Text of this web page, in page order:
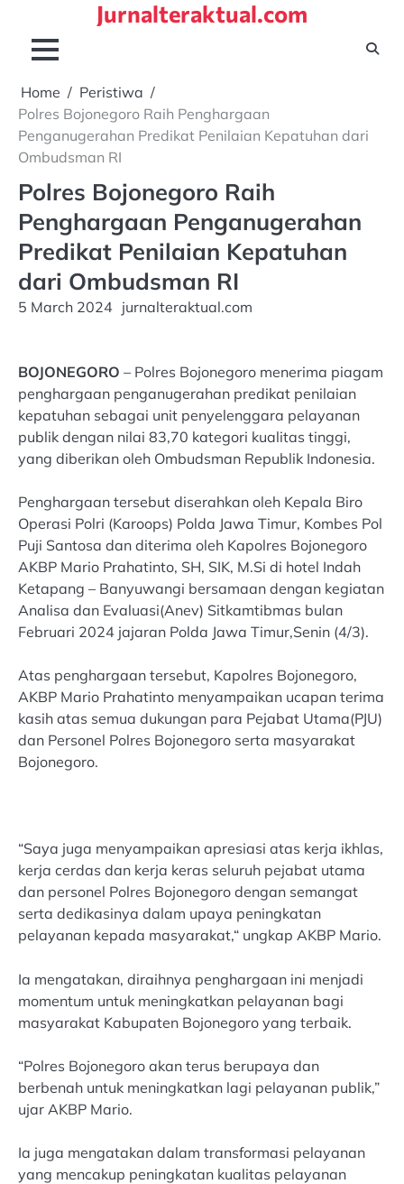
content
Jurnalteraktual.com
Home
Peristiwa
Polres Bojonegoro Raih Penghargaan
Penganugerahan Predikat Penilaian Kepatuhan dari
Ombudsman RI
Polres Bojonegoro Raih
Penghargaan Penganugerahan
Predikat Penilaian Kepatuhan
dari Ombudsman RI
5 March 2024 jurnalteraktual.com
BOJONEGORO – Polres Bojonegoro menerima piagam
penghargaan penganugerahan predikat penilaian
kepatuhan sebagai unit penyelenggara pelayanan
publik dengan nilai 83,70 kategori kualitas tinggi,
yang diberikan oleh Ombudsman Republik Indonesia.
Penghargaan tersebut diserahkan oleh Kepala Biro
Operasi Polri (Karoops) Polda Jawa Timur, Kombes Pol
Puji Santosa dan diterima oleh Kapolres Bojonegoro
AKBP Mario Prahatinto, SH, SIK, M.Si di hotel Indah
Ketapang – Banyuwangi bersamaan dengan kegiatan
Analisa dan Evaluasi(Anev) Sitkamtibmas bulan
Februari 2024 jajaran Polda Jawa Timur,Senin (4/3).
Atas penghargaan tersebut, Kapolres Bojonegoro,
AKBP Mario Prahatinto menyampaikan ucapan terima
kasih atas semua dukungan para Pejabat Utama(PJU)
dan Personel Polres Bojonegoro serta masyarakat
Bojonegoro.
“Saya juga menyampaikan apresiasi atas kerja ikhlas,
kerja cerdas dan kerja keras seluruh pejabat utama
dan personel Polres Bojonegoro dengan semangat
serta dedikasinya dalam upaya peningkatan
pelayanan kepada masyarakat,“ ungkap AKBP Mario.
Ia mengatakan, diraihnya penghargaan ini menjadi
momentum untuk meningkatkan pelayanan bagi
masyarakat Kabupaten Bojonegoro yang terbaik.
“Polres Bojonegoro akan terus berupaya dan
berbenah untuk meningkatkan lagi pelayanan publik,”
ujar AKBP Mario.
Ia juga mengatakan dalam transformasi pelayanan
yang mencakup peningkatan kualitas pelayanan